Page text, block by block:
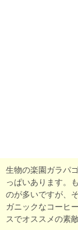
生物の楽園ガラパ
っぱいあります。
のが多いですが、
ガニックなコーヒ
スでオススメの素